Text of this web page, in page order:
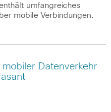
umfangreiches
mobile Verbindungen.
Datenverkehr